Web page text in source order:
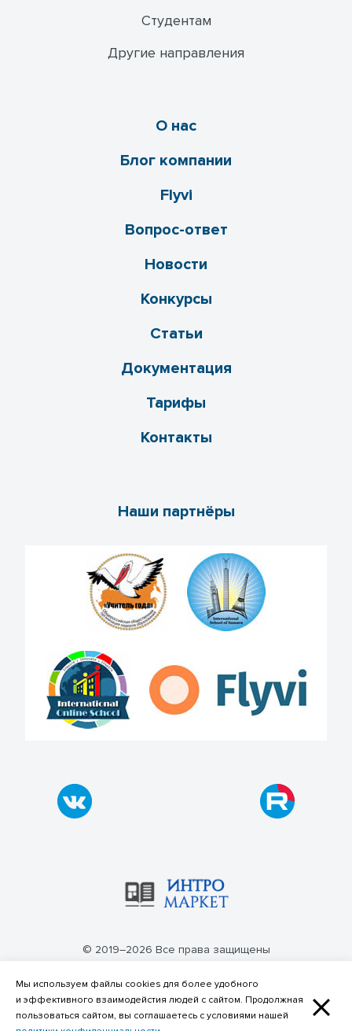
Студентам
Другие направления
О нас
Блог компании
Flyvi
Вопрос-ответ
Новости
Конкурсы
Статьи
Документация
Тарифы
Контакты
Наши партнёры
© 2019–2026 Все права защищены
Политика конфиденциальности
Мы используем файлы cookies для более удобного
и эффективного взаимодейстия людей с сайтом. Продолжная
пользоваться сайтом, вы соглашаетесь с условиями нашей